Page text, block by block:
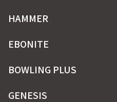
HAMMER
EBONITE
BOWLING PLUS
GENESIS